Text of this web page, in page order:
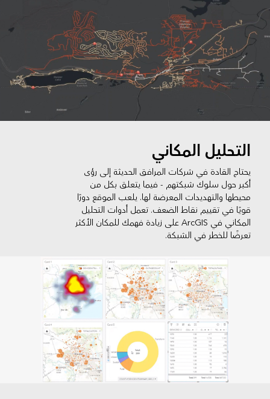
التحليل المكاني
يحتاج القادة في شركات المرافق الحديثة إلى رؤى
أكبر حول سلوك شبكتهم - فيما يتعلق بكل من
محيطها والتهديدات المعرضة لها. يلعب الموقع دورًا
قويًا في تقييم نقاط الضعف. تعمل أدوات التحليل
المكاني في ArcGIS على زيادة فهمك للمكان الأكثر
تعرضًا للخطر في الشبكة.